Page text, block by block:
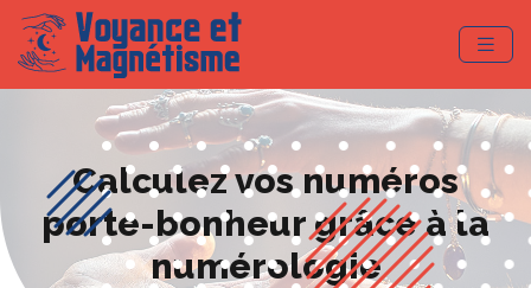
Calculez vos numéros
porte-bonheur grâce à la
numérologie